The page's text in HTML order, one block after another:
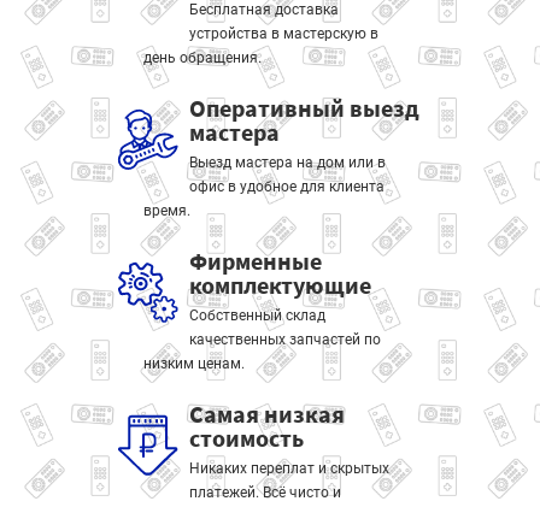
Бесплатная доставка
устройства в мастерскую в
день обращения.
Оперативный выезд
мастера
Выезд мастера на дом или в
офис в удобное для клиента
время.
Фирменные
комплектующие
Собственный склад
качественных запчастей по
низким ценам.
Самая низкая
стоимость
Никаких переплат и скрытых
платежей. Всё чисто и